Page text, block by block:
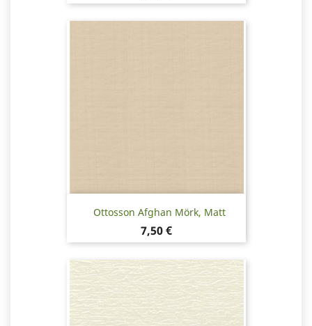
Ottosson Afghan Mörk, Matt
Pris
7,50 €